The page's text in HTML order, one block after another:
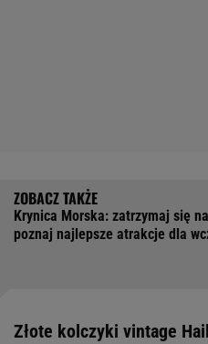
Krynica Morska: zatrzymaj się
poznaj najlepsze atrakcje dla
Złote kolczyki vintage